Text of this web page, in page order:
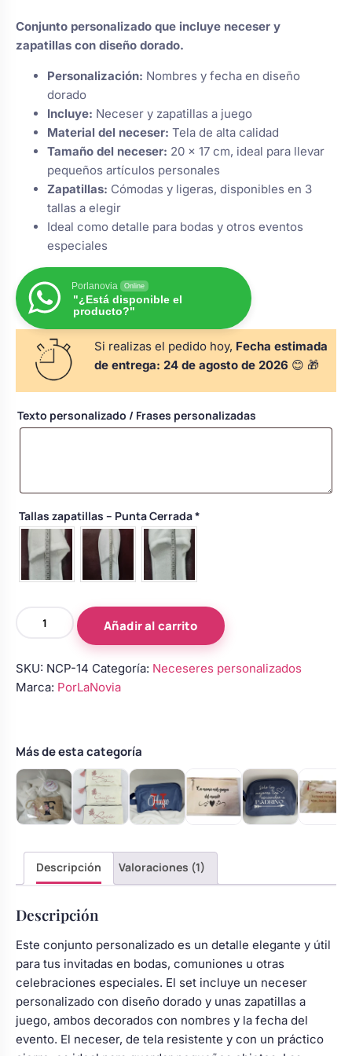
para arras
alianzas
porta alianzas
de boda
y pala tarta
damas de honor
bebé boda
floral coche
personalizadas
Rasca y Gana para Comunión:
Sorpresas y Diversión
Detalles de comunión para invitados
Ver todo
Bolsos personalizados
Neceseres personalizados
Otros regalos
Ver todo
cliente
Conjunto personalizado que incluye neceser y
zapatillas con diseño dorado.
Personalización: Nombres y fecha en diseño
dorado
Incluye: Neceser y zapatillas a juego
Material del neceser: Tela de alta calidad
Tamaño del neceser: 20 x 17 cm, ideal para llevar
pequeños artículos personales
Zapatillas: Cómodas y ligeras, disponibles en 3
tallas a elegir
Ideal como detalle para bodas y otros eventos
especiales
Porlanovia Online
"¿Está disponible el
producto?"
Si realizas el pedido hoy, Fecha estimada
de entrega: 24 de agosto de 2026 😊 🎁
Texto personalizado / Frases personalizadas
Tallas zapatillas – Punta Cerrada*
Personalizado
Bodas
cantidad
Añadir al carrito
SKU: NCP-14 Categoría: Neceseres personalizados
Marca: PorLaNovia
Más de esta categoría
Descripción Valoraciones (1)
Descripción
Este conjunto personalizado es un detalle elegante y útil
para tus invitadas en bodas, comuniones u otras
celebraciones especiales. El set incluye un neceser
personalizado con diseño dorado y unas zapatillas a
juego, ambos decorados con nombres y la fecha del
evento. El neceser, de tela resistente y con un práctico